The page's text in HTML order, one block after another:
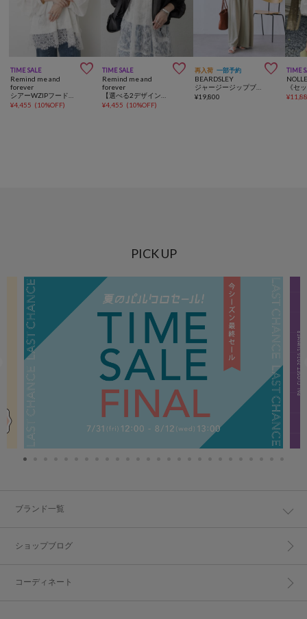
TIME SALE 
Remind me and
forever
¥4,455 (10%OFF)
TIME SALE 
Remind me and
forever
¥4,455 (10%OFF)
再入荷 一部予約 
BEARDSLEY
ジャージージップブルゾン
¥19,800
TIME
¥
PICK UP
ブランド一覧
ショップブログ
コーディネート